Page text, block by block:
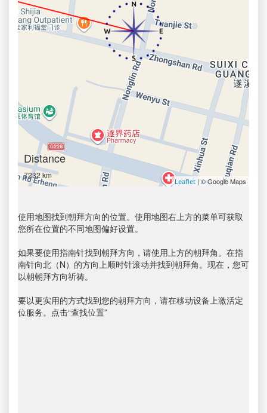
Distance
7232 km
Leaflet | © Google Maps
使用地图找到朝拜方向的位置。使用地图右上方的菜单可获取
您所在位置的不同地图偏好设置。
如果要使用指南针找到朝拜方向，请使用上方的朝拜角。在指
南针向北（N）的方向上顺时针滚动并找到朝拜角。现在，您可
以朝朝拜方向祈祷。
要以更实用的方式找到您的朝拜方向，请在移动设备上激活定
位服务。点击“查找位置”